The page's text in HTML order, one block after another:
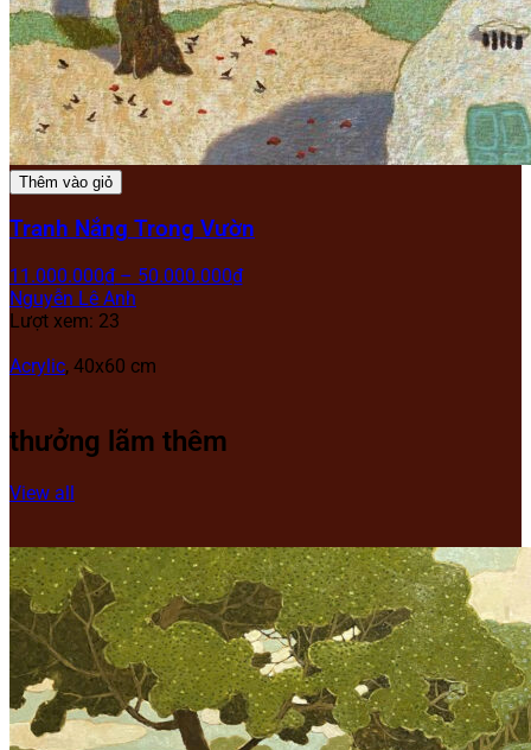
Thêm vào giỏ
Tranh Nắng Trong Vườn
11.000.000₫ – 50.000.000₫
Nguyễn Lê Anh
Lượt xem: 23
Acrylic, 40x60 cm
thưởng lãm thêm
View all